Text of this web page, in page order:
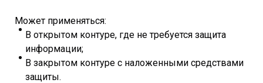
Может применяться:
В открытом контуре, где не требуется защита
информации;
В закрытом контуре с наложенными средствами
защиты.